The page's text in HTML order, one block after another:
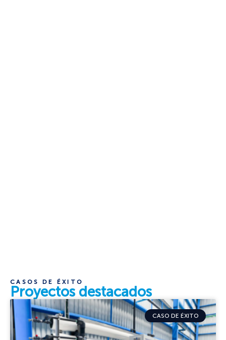
CASOS DE ÉXITO
Proyectos destacados
CASO DE ÉXITO